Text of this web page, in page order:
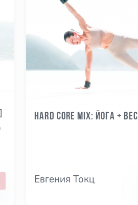
Hard Core Mix: йога + вес
Евгения Токц